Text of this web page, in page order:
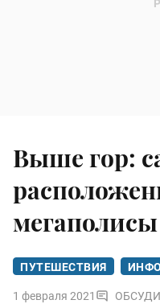
Выше гор:
ПУТЕШЕСТВИЯ
1 февраля 2021